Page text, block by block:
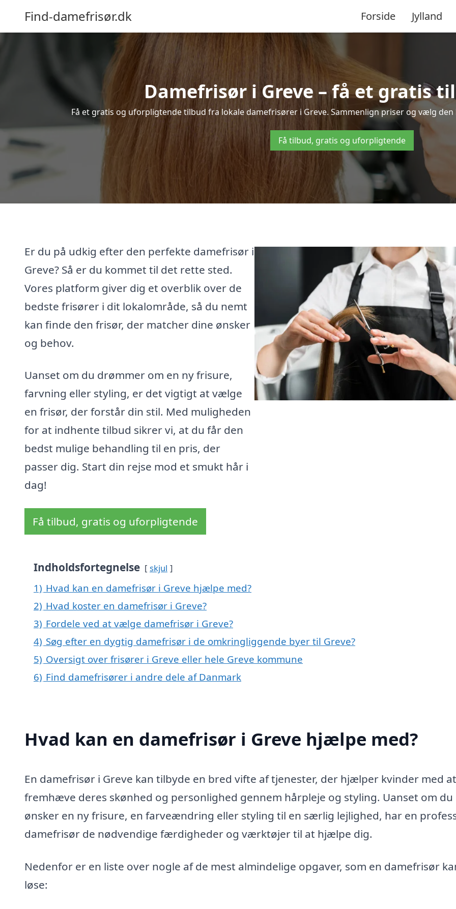
Find-damefrisør.dk Forside Jylland
Damefrisør i Greve – få et gratis
Få et gratis og uforpligtende tilbud fra lokale damefrisører i Greve. Sammenlign priser og vælg
Få tilbud, gratis og uforpligtende
Er du på udkig efter den perfekte damefrisør i
Greve? Så er du kommet til det rette sted.
Vores platform giver dig et overblik over de
bedste frisører i dit lokalområde, så du nemt
kan finde den frisør, der matcher dine ønsker
og behov.
Uanset om du drømmer om en ny frisure,
farvning eller styling, er det vigtigt at vælge
en frisør, der forstår din stil. Med muligheden
for at indhente tilbud sikrer vi, at du får den
bedst mulige behandling til en pris, der
passer dig. Start din rejse mod et smukt hår i
dag!
Få tilbud, gratis og uforpligtende
Indholdsfortegnelse skjul
1) Hvad kan en damefrisør i Greve hjælpe med?
2) Hvad koster en damefrisør i Greve?
3) Fordele ved at vælge damefrisør i Greve?
4) Søg efter en dygtig damefrisør i de omkringliggende byer til Greve?
5) Oversigt over frisører i Greve eller hele Greve kommune
6) Find damefrisører i andre dele af Danmark
Hvad kan en damefrisør i Greve hjælpe med?
En damefrisør i Greve kan tilbyde en bred vifte af tjenester, der hjælper kvinder med at
fremhæve deres skønhed og personlighed gennem hårpleje og styling. Uanset om du
ønsker en ny frisure, en farveændring eller styling til en særlig lejlighed, har en
damefrisør de nødvendige færdigheder og værktøjer til at hjælpe dig.
Nedenfor er en liste over nogle af de mest almindelige opgaver, som en damefrisør
løse: